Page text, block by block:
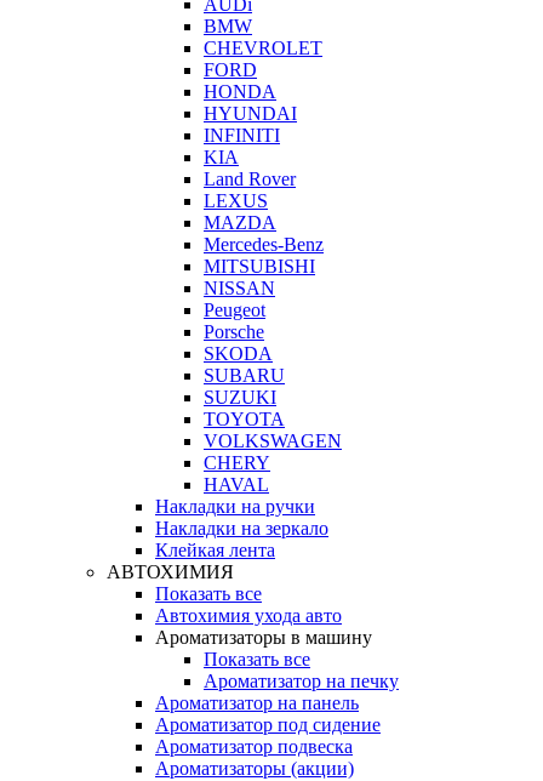
AUDi
BMW
CHEVROLET
FORD
HONDA
HYUNDAI
INFINITI
KIA
Land Rover
LEXUS
MAZDA
Mercedes-Benz
MITSUBISHI
NISSAN
Peugeot
Porsche
SKODA
SUBARU
SUZUKI
TOYOTA
VOLKSWAGEN
CHERY
HAVAL
Накладки на ручки
Накладки на зеркало
Клейкая лента
АВТОХИМИЯ
Показать все
Автохимия ухода авто
Ароматизаторы в машину
Показать все
Ароматизатор на печку
Ароматизатор на панель
Ароматизатор под сидение
Ароматизатор подвеска
Ароматизаторы (акции)